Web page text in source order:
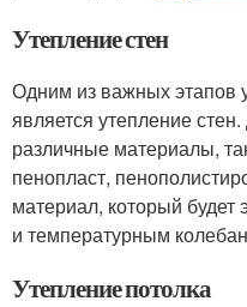
Утепление стен
Одним из важных этапов
является утепление
различные материалы,
пенопласт,
материал, который будет
и температурным
Утепление потолка